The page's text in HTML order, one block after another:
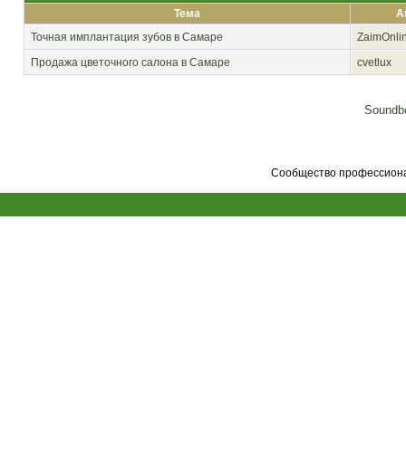
Тема
Точная имплантация зубов в Самаре
Продажа цветочного салона в Самаре
cvetlux
Сообщество